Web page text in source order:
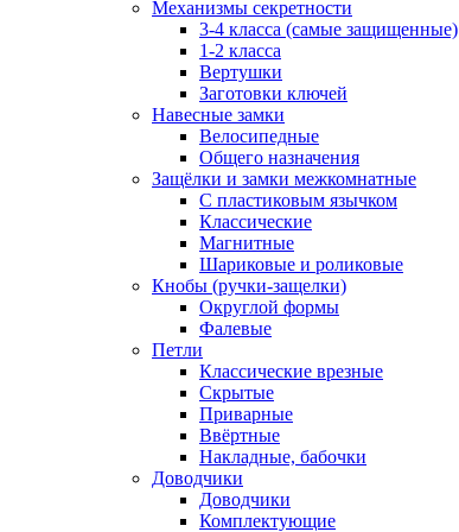
Механизмы секретности
3-4 класса (самые защищенные)
1-2 класса
Вертушки
Заготовки ключей
Навесные замки
Велосипедные
Общего назначения
Защёлки и замки межкомнатные
С пластиковым язычком
Классические
Магнитные
Шариковые и роликовые
Кнобы (ручки-защелки)
Округлой формы
Фалевые
Петли
Классические врезные
Скрытые
Приварные
Ввёртные
Накладные, бабочки
Доводчики
Доводчики
Комплектующие